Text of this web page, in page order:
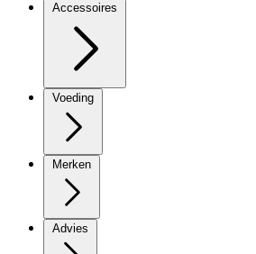
Accessoires
Voeding
Merken
Advies